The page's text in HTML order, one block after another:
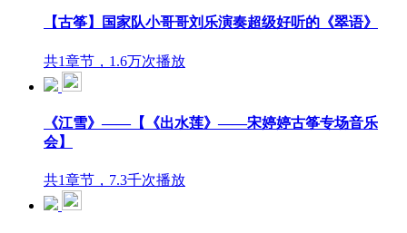
【古筝】国家队小哥哥刘乐演奏超级好听的《翠语》
共1章节，1.6万次播放
《江雪》——【《出水莲》——宋婷婷古筝专场音乐
会】
共1章节，7.3千次播放